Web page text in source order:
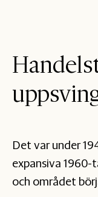
Det var under
expansiva
och området